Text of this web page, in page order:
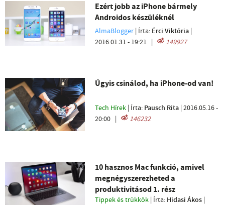
Ezért jobb az iPhone bármely
Androidos készüléknél
AlmaBlogger | Írta: Érci Viktória |
2016.01.31 - 19:21 | 149927
Úgyis csinálod, ha iPhone-od van!
Tech Hírek | Írta: Pausch Rita |2016.05.16 -
20:00 | 146232
10 hasznos Mac funkció, amivel
megnégyszerezheted a
produktivitásod 1. rész
Tippek és trükkök | Írta: Hidasi Ákos |